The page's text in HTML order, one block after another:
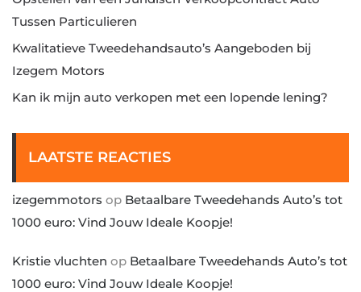
Tussen Particulieren
Kwalitatieve Tweedehandsauto’s Aangeboden bij
Izegem Motors
Kan ik mijn auto verkopen met een lopende lening?
LAATSTE REACTIES
izegemmotors op Betaalbare Tweedehands Auto’s tot
1000 euro: Vind Jouw Ideale Koopje!
Kristie vluchten op Betaalbare Tweedehands Auto’s tot
1000 euro: Vind Jouw Ideale Koopje!